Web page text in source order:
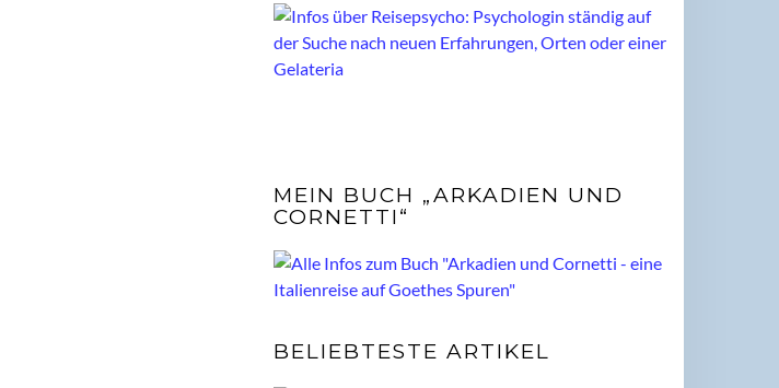
MEIN BUCH „ARKADIEN UND
CORNETTI“
BELIEBTESTE ARTIKEL